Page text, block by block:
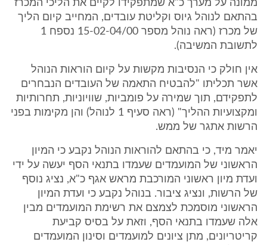
ממונה על מערך כ"א שמתפקידו לקיים את הליכי המכרז
בהתאם לנוהל גיוס וקליטת עובדים, המחייב קיום הליך
של מכרז (ראה נוהל מספר 15-02-04/00 נספח 1
לתשובת המשיבה).
אין חולק כי הנסיבות מקשות על קיום הוראות הנוהל
אשר תכליתו "להבטיח התאמה של העובדים הנבחרים
לתפקידם, תוך שמירה על פומביות, שוויוניות, תחרותיות
ומקצועיות ההליך" (ראה סעיף 1 לנוהל) והן מקימות בפני
הרשות אתגר של ממש.
יאמר מיד, כי בהתאם להוראות הנוהל נקבע כי המיון
הראשוני של המועמדים שעמדו בתנאי הסף יעשה על ידי
ועדת מיון ראשוני המורכבת מראש אגף כ"א, נציג נוסף
של הרשות, ונציג ציבור. בנוהל נקבע כי ועדת המיון
הראשוני מוסמכת לצמצם את רשימת המועמדים מבין
אלה שעמדו בתנאי הסף, וזאת על בסיס קביעת
קריטריונים, מתן ציונים למועמדים וסינון המועמדים